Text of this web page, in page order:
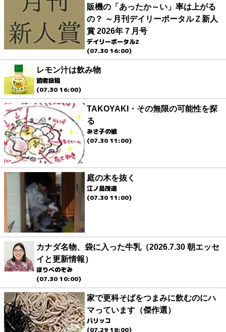
販機の「あったか～い」率は上がる
の？ ～月刊デイリーポータルＺ新人
賞 2026年７月号
デイリーポータルZ
(07.30 16:00)
レモン汁は飲み物
読者投稿
(07.30 16:00)
TAKOYAKI・その無限の可能性を探
る
みさ子の娘
(07.30 11:00)
庭の木を抜く
江ノ島茂道
(07.30 11:00)
カナダ名物、袋に入った牛乳（2026.7.30 朝エッセ
イと更新情報）
ほりべのぞみ
(07.30 10:00)
家で更科そばをつまみに飲むのにハ
マっています（傑作選）
パリッコ
(07.29 18:00)